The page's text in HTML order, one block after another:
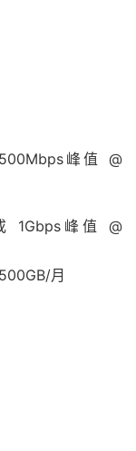
峰值 @
1Gbps峰值 @
月